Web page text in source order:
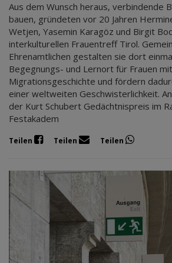
Aus dem Wunsch heraus, verbindende
bauen, gründeten vor 20 Jahren
Wetjen, Yasemin Karagöz und Birgit
interkulturellen Frauentreff Tirol.
Ehrenamtlichen gestalten sie dort
Begegnungs- und Lernort für Frauen
Migrationsgeschichte und fördern
einer weltweiten Geschwisterlichkeit.
der Kurt Schubert Gedächtnispreis im
Festakadem
Teilen Teilen Teilen